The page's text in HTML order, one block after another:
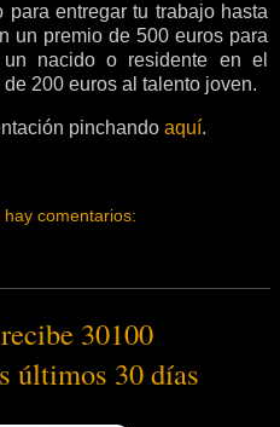
entregar tu trabajo hasta
un premio de 500 euros para
nacido o residente en el
200 euros al talento joven.
pinchando aquí.
hay comentarios:
30100
últimos 30 días